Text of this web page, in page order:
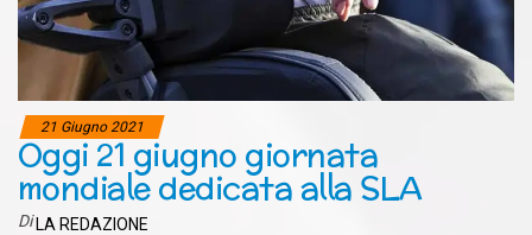
21 Giugno 2021
Oggi 21 giugno giornata
mondiale dedicata alla SLA
DiLA REDAZIONE